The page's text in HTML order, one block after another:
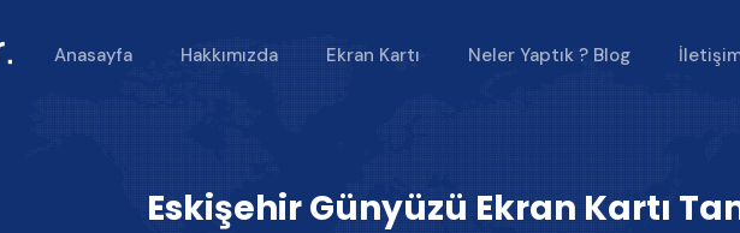
Anasayfa Hakkımızda Ekran Kartı Neler Yaptık ? Blog
Eskişehir Günyüzü Ekran Kartı